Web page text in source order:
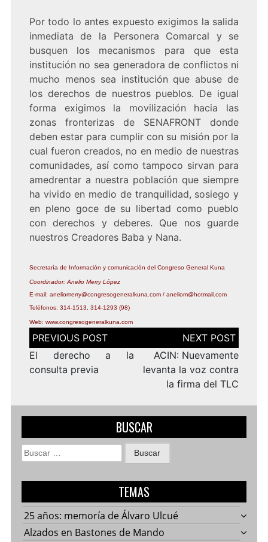
Por todo lo antes expuesto exigimos la salida
inmediata de la Personera Comarcal y se
busquen los mecanismos para que esta
institución no sea generadora de conflictos ni
mucho menos sea institución que abuse de
los derechos de nuestros pueblos. De igual
forma exigimos la movilización hacia las
zonas fronterizas de SENAFRONT donde
deben estar para cumplir con su misión por la
cual fueron creados, no en medio de nuestras
comunidades, así como tampoco sirvan para
amedrentar a nuestra población que siempre
ha vivido en medio de tranquilidad, sosiego y
en pleno goce de su libertad como pueblo
con derechos y deberes. Que nos guarde
nuestros Creadores Baba y Nana.
Secretaría de Información y comunicación del Congreso General Kuna
Coordinador: Anelio Merry López
E-mail: aneliomerry@congresogeneralkuna.com/ aneliom@hotmail.com
Teléfonos: 314-1513, 314-1293 (98)
Web: www.congresogeneralkuna.com
Navegación
de
entradas
El derecho a la
consulta previa
ACIN: Nuevamente
levanta la voz contra
la firma del TLC
BUSCAR
Buscar:
TEMAS
25 años: memoría de Álvaro Ulcué
Alzados en Bastones de Mando